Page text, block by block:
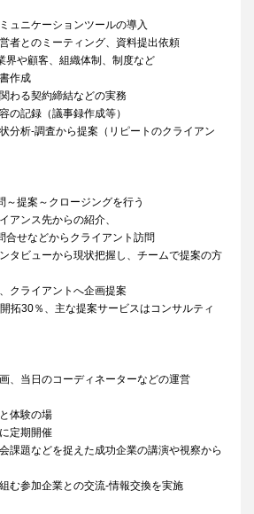
ュニケーションツールの導入
者とのミーティング、資料提出依頼
、組織体制、制度など
作成
わる契約締結などの実務
の記録（議事録作成等）
分析‐調査から提案（リピートのクライアン
提案～クロージングを行う
アンス先からの紹介、
せなどからクライアント訪問
タビューから現状把握し、チームで提案の方
クライアントへ企画提案
拓30％、主な提案サービスはコンサルティ
、当日のコーディネーターなどの運営
体験の場
定期開催
課題などを捉えた成功企業の講演や視察から
む参加企業との交流‐情報交換を実施